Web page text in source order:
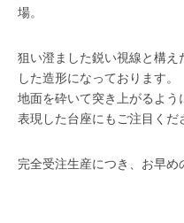
場。
狙い澄ました鋭い視線と構
した造形になっております。
地面を砕いて突き上がるよ
表現した台座にもご注目くだ
完全受注生産につき、お早め